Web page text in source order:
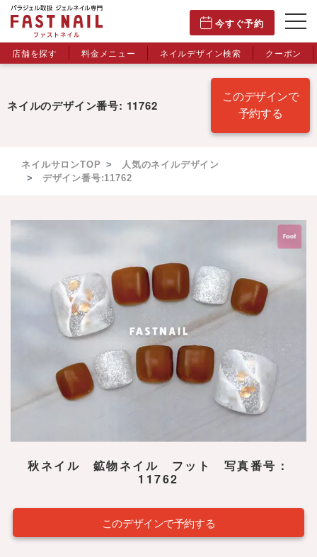
今すぐ予約
店舗を探す 料金メニュー ネイルデザイン検索 クーポン
ネイルのデザイン番号: 11762
このデザインで
予約する
ネイルサロンTOP
人気のネイルデザイン
デザイン番号:11762
秋ネイル 鉱物ネイル フット 写真番号：
11762
このデザインで予約する